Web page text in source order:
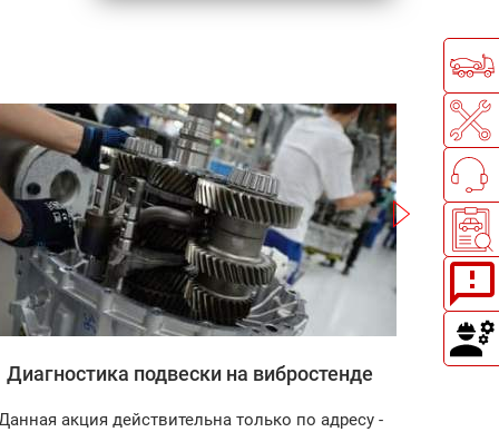
Записаться
Диагностика подвески на вибростенде
акция действительна только по адресу -